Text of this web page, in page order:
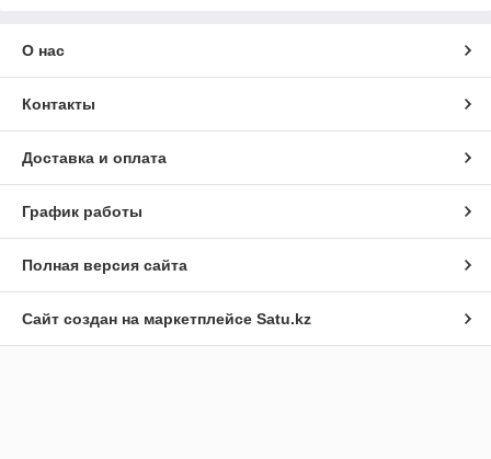
О нас
Контакты
Доставка и оплата
График работы
Полная версия сайта
Сайт создан на маркетплейсе Satu.kz